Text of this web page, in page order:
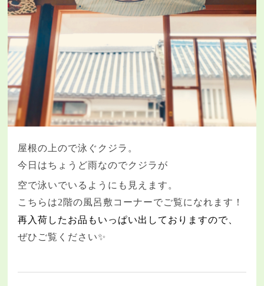
屋根の上ので泳ぐクジラ。
今日はちょうど雨なのでクジラが
空で泳いでいるようにも見えます。
こちらは2 階の風呂敷コーナーでご覧になれます！
再入荷したお品もいっぱい出しておりますので、
ぜひご覧ください✨